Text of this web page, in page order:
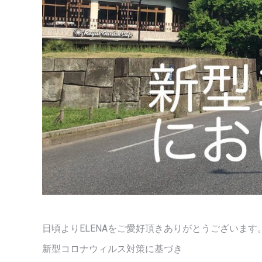
日頃よりELENAをご愛好頂きありがとうございます
新型コロナウィルス対策に基づき